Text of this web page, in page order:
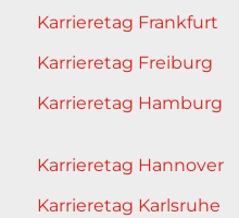
Karrieretag Frankfurt
Karrieretag Freiburg
Karrieretag Hamburg
Karrieretag Hannover
Karrieretag Karlsruhe